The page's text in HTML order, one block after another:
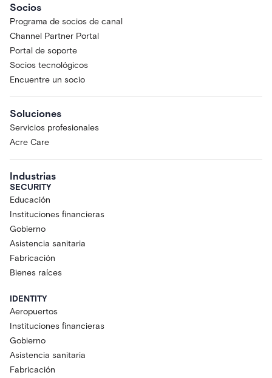
Socios
Programa de socios de canal
Channel Partner Portal
Portal de soporte
Socios tecnológicos
Encuentre un socio
Soluciones
Servicios profesionales
Acre Care
Industrias
SECURITY
Educación
Instituciones financieras
Gobierno
Asistencia sanitaria
Fabricación
Bienes raíces
IDENTITY
Aeropuertos
Instituciones financieras
Gobierno
Asistencia sanitaria
Fabricación